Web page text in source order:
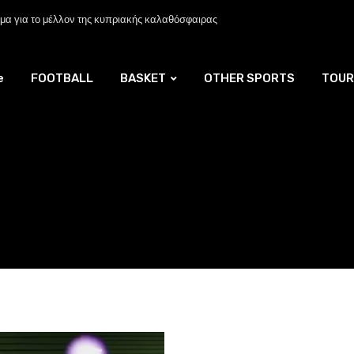
το μέλλον της κυπριακής καλαθόσφαιρας
FOOTBALL BASKET OTHER SPORTS